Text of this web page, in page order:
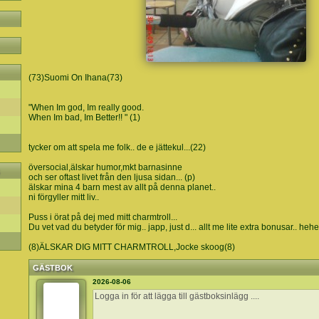
(73)Suomi On Ihana(73)
"When Im god, Im really good.
When Im bad, Im Better!! " (1)
tycker om att spela me folk.. de e jättekul...(22)
översocial,älskar humor,mkt barnasinne
och ser oftast livet från den ljusa sidan... (p)
älskar mina 4 barn mest av allt på denna planet..
ni förgyller mitt liv..
Puss i örat på dej med mitt charmtroll...
Du vet vad du betyder för mig.. japp, just d... allt me lite extra bonusar.. hehe
(8)ÄLSKAR DIG MITT CHARMTROLL,Jocke skoog(8)
GÄSTBOK
2026-08-06